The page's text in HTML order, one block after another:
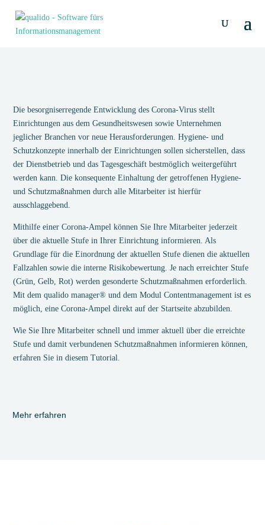
Die besorgniserregende Entwicklung des Corona-Virus stellt
Einrichtungen aus dem Gesundheitswesen sowie Unternehmen
jeglicher Branchen vor neue Herausforderungen. Hygiene- und
Schutzkonzepte innerhalb der Einrichtungen sollen sicherstellen, dass
der Dienstbetrieb und das Tagesgeschäft bestmöglich weitergeführt
werden kann. Die konsequente Einhaltung der getroffenen Hygiene-
und Schutzmaßnahmen durch alle Mitarbeiter ist hierfür
ausschlaggebend.
Mithilfe einer Corona-Ampel können Sie Ihre Mitarbeiter jederzeit
über die aktuelle Stufe in Ihrer Einrichtung informieren. Als
Grundlage für die Einordnung der aktuellen Stufe dienen die aktuellen
Fallzahlen sowie die interne Risikobewertung. Je nach erreichter Stufe
(Grün, Gelb, Rot) werden gesonderte Schutzmaßnahmen erforderlich.
Mit dem qualido manager® und dem Modul Contentmanagement ist es
möglich, eine Corona-Ampel direkt auf der Startseite abzubilden.
Wie Sie Ihre Mitarbeiter schnell und immer aktuell über die erreichte
Stufe und damit verbundenen Schutzmaßnahmen informieren können,
erfahren Sie in diesem Tutorial.
Mehr erfahren